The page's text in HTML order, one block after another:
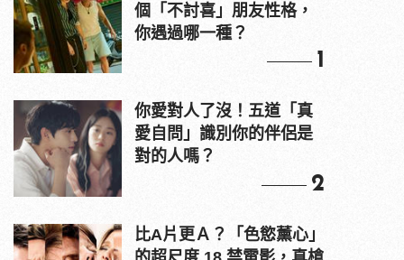
個「不討喜」朋友性格，
你遇過哪一種？
1
你愛對人了沒！五道「真
愛自問」識別你的伴侶是
對的人嗎？
2
比A片更Ａ？「色慾薰心」